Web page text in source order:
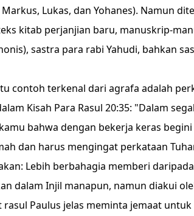
Lukas, dan Yohanes). Namun
kitab perjanjian baru, manuskrip-
sastra para rabi Yahudi, bahkan
contoh terkenal dari agrafa adalah
Kisah Para Rasul 20:35: "Dalam
bahwa dengan bekerja keras
dan harus mengingat perkataan
Lebih berbahagia memberi
dalam Injil manapun, namun diakui
Paulus jelas meminta jemaat